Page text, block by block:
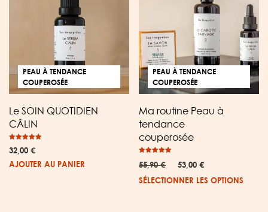
PEAU À TENDANCE
COUPEROSÉE
Le SOIN QUOTIDIEN
CÂLIN
4.93
32,00 €
AJOUTER AU PANIER
PEAU À TENDANCE
COUPEROSÉE
Ma routine Peau à
tendance
couperosée
5.00
sur 5
55,90€
Le
initial
53,00€
actuel
SÉLECTIONNER LES OPTIONS